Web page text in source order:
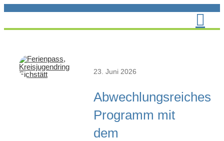
springen
23. Juni 2026
Abwechlungsreiches
Programm mit
dem